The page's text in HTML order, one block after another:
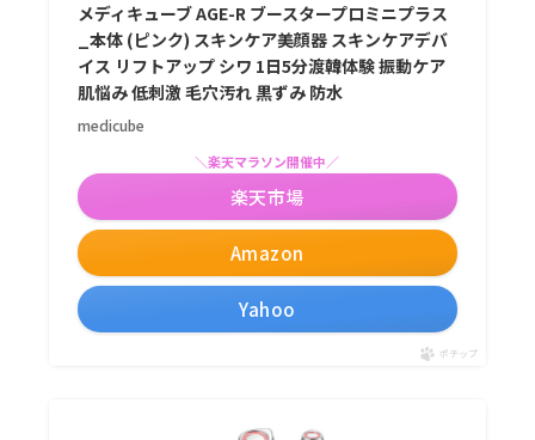
メディキューブ AGE-R ブースタープロミニプラス
_本体 (ピンク) スキンケア美顔器 スキンケアデバ
イス リフトアップ シワ 1日5分渡韓体験 振動ケア
肌悩み 低刺激 毛穴汚れ 黒ずみ 防水
medicube
Amazon
＼楽天マラソン開催中／
楽天市場
Yahoo
ポチップ